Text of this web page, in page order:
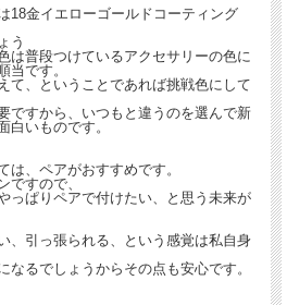
18金イエローゴールドコーティング
う
は普段つけているアクセサリーの色に
当です。
て、ということであれば挑戦色にして
ですから、いつもと違うのを選んで新
白いものです。
は、ペアがおすすめです。
ですので、
っぱりペアで付けたい、と思う未来が
、引っ張られる、という感覚は私自身
なるでしょうからその点も安心です。